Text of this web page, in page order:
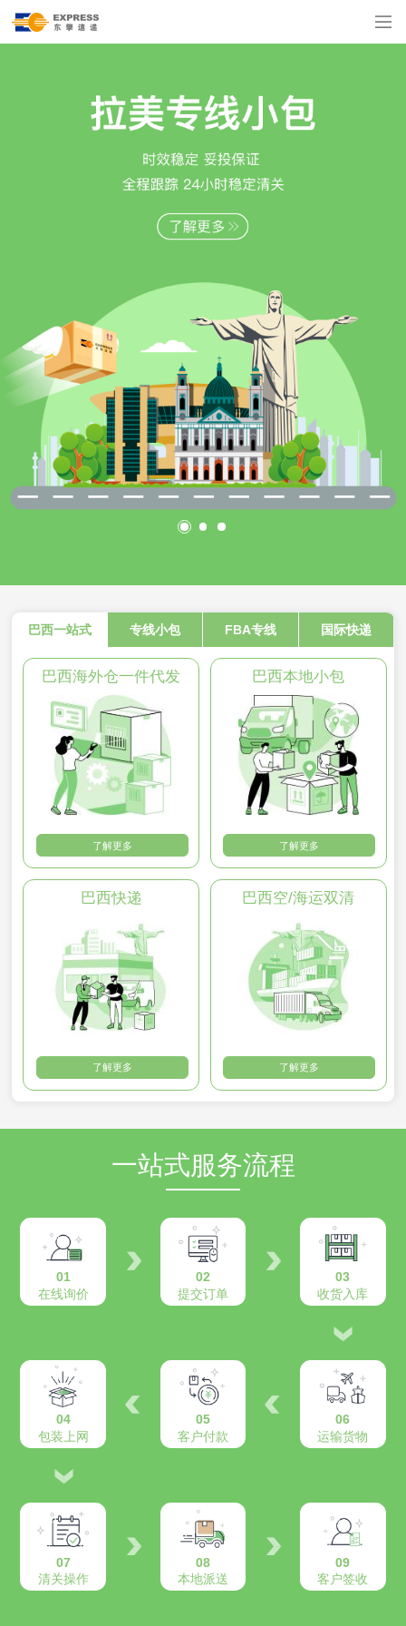
巴西一站式 专线小包 FBA专线 国际快递
巴西海外仓一件代发
了解更多
巴西本地小包
了解更多
巴西快递
了解更多
巴西空/海运双清
了解更多
一站式服务流程
01
在线询价
02
提交订单
03
收货入库
04
包装上网
05
客户付款
06
运输货物
07
清关操作
08
本地派送
09
客户签收